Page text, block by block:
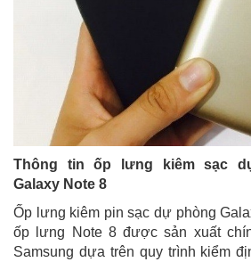
Thông tin ốp lưng kiêm sạc
Galaxy Note 8
Ốp lưng kiêm pin sạc dự phòng
ốp lưng Note 8 được sản xuất
Samsung dựa trên quy trình kiểm